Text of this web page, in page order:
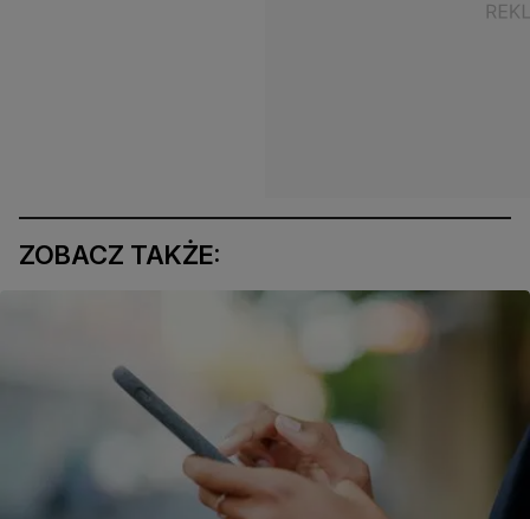
ZOBACZ TAKŻE: